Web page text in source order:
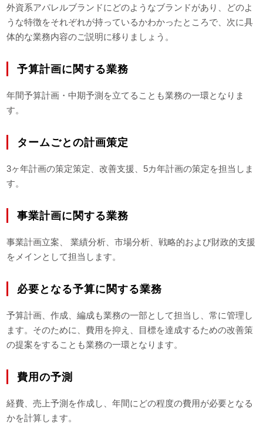
外資系アパレルブランドにどのようなブランドがあり、どのよ
うな特徴をそれぞれが持っているかわかったところで、次に具
体的な業務内容のご説明に移りましょう。
予算計画に関する業務
年間予算計画・中期予測を立てることも業務の一環となりま
す。
タームごとの計画策定
3ヶ年計画の策定策定、改善支援、5カ年計画の策定を担当しま
す。
事業計画に関する業務
事業計画立案、 業績分析、市場分析、戦略的および財政的支援
をメインとして担当します。
必要となる予算に関する業務
予算計画、作成、編成も業務の一部として担当し、常に管理し
ます。そのために、費用を抑え、目標を達成するための改善策
の提案をすることも業務の一環となります。
費用の予測
経費、売上予測を作成し、年間にどの程度の費用が必要となる
かを計算します。